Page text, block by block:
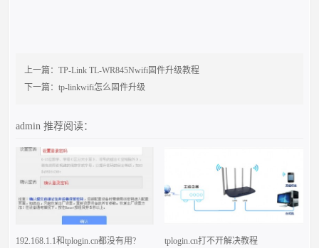
上一篇：TP-Link TL-WR845Nwifi固件升级教程
下一篇：tp-linkwifi怎么固件升级
admin推荐阅读：
192.168.1.1和tplogin.cn都没有用? tplogin.cn打不开解决教程